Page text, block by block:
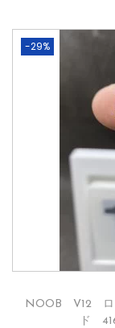
-29%
NOOB V12 ロ
ド